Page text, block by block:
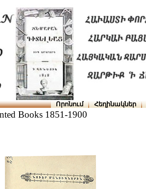
Որոնում Հեղինակներ
Books 1851-1900